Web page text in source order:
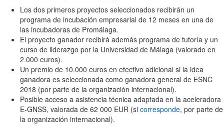
Los dos primeros proyectos seleccionados recibirán un
programa de incubación empresarial de 12 meses en una de
las incubadoras de Promálaga.
El proyecto ganador recibirá además programa de tutoría y un
curso de liderazgo por la Universidad de Málaga (valorado en
2.000 euros).
Un premio de 10.000 euros en efectivo adicional si la idea
ganadora es seleccionada como ganadora general de ESNC
2018 (por parte de la organización internacional).
Posible acceso a asistencia técnica adaptada en la aceleradora
E-GNSS, valorada de 62 000 EUR (si corresponde, por parte de
la organización internacional).